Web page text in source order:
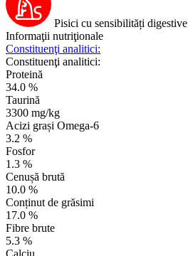
Pisici cu sensibilități digestive
Informaţii nutriţionale
Constituenţi analitici:
Constituenţi analitici:
Proteină
34.0 %
Taurină
3300 mg/kg
Acizi grași Omega-6
3.2 %
Fosfor
1.3 %
Cenușă brută
10.0 %
Conținut de grăsimi
17.0 %
Fibre brute
5.3 %